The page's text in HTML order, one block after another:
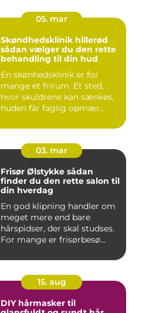
05. mar
Skøndhedsklinik hillerød
sådan vælger du den rette
behandling til din hud
En skønhedsklinik er for
mange et frirum. Et sted,
hvor skuldrene kan sænkes,
huden får faglig opmær...
03. mar
Frisør Ølstykke sådan
finder du den rette salon til
din hverdag
En god klipning handler om
meget mere end bare
hårspidser, der skal studses.
For mange er frisørbesø...
15. aug
DIY hårmasker til